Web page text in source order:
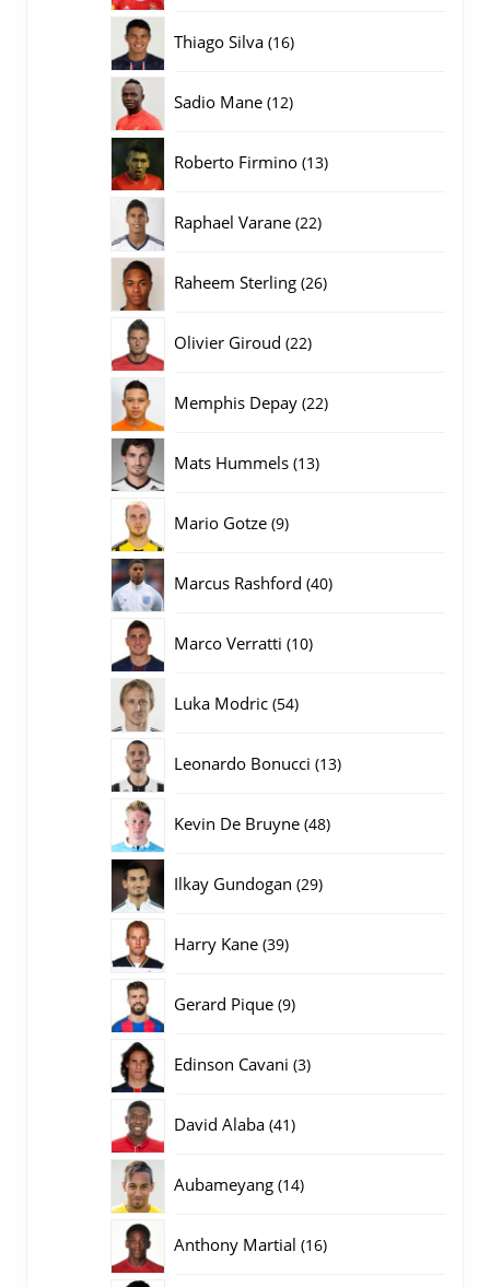
Thiago Silva 1616
Sadio Mane 1212
Roberto Firmino 1313
Raphael Varane 2222
Raheem Sterling 2626
Olivier Giroud 2222
Memphis Depay 2222
Mats Hummels 1313
Mario Gotze 99
Marcus Rashford 4040
Marco Verratti 1010
Luka Modric 5454
Leonardo Bonucci 1313
Kevin De Bruyne 4848
Ilkay Gundogan 2929
Harry Kane 3939
Gerard Pique 99
Edinson Cavani 33
David Alaba 4141
Aubameyang 1414
Anthony Martial 1616